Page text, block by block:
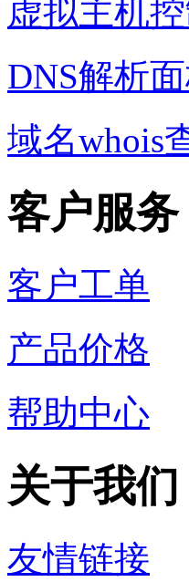
虚拟主机
DNS解析
域名whois
客户服务
客户工单
产品价格
帮助中心
关于我们
友情链接